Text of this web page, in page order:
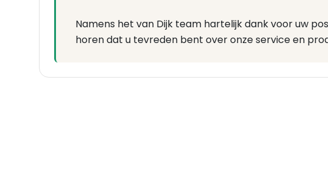
Namens het van Dijk team hartelijk dank voor uw
horen dat u tevreden bent over onze service en